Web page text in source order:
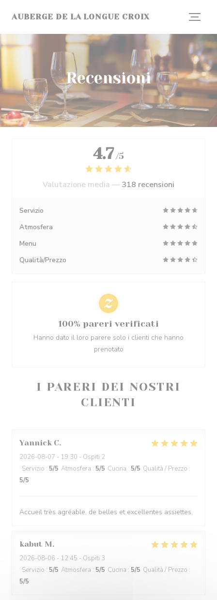
AUBERGE DE LA LONGUE CROIX
Recensioni
I PARERI DEI NOSTRI
CLIENTI
Yannick C
2026-08-07 - 19:30 - Ospiti 2
Servizio : 5/5 Atmosfera : 5/5 Cucina : 5/5 Qualità / Prezzo :
5/5
Accueil très agréable, de belles et excellentes assiettes.
kabut M
2026-08-06 - 12:45 - Ospiti 3
Servizio : 5/5 Atmosfera : 5/5 Cucina : 5/5 Qualità / Prezzo :
5/5
4.7 /5
Valutazione media — 318 recensioni
Servizio
Atmosfera
Menu
Qualità/Prezzo
100% pareri verificati
Hanno dato il loro parere solo i clienti che hanno
prenotato